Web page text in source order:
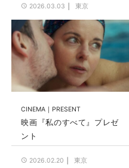
2026.03.03 東京
CINEMA PRESENT
映画『私のすべて』プレゼ
ント
2026.02.20 東京